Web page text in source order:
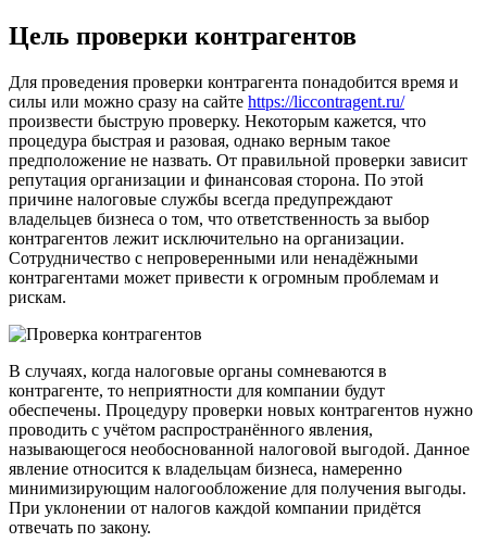
Цель проверки контрагентов
Для проведения проверки контрагента понадобится время и
силы или можно сразу на сайте https://liccontragent.ru/
произвести быструю проверку. Некоторым кажется, что
процедура быстрая и разовая, однако верным такое
предположение не назвать. От правильной проверки зависит
репутация организации и финансовая сторона. По этой
причине налоговые службы всегда предупреждают
владельцев бизнеса о том, что ответственность за выбор
контрагентов лежит исключительно на организации.
Сотрудничество с непроверенными или ненадёжными
контрагентами может привести к огромным проблемам и
рискам.
В случаях, когда налоговые органы сомневаются в
контрагенте, то неприятности для компании будут
обеспечены. Процедуру проверки новых контрагентов нужно
проводить с учётом распространённого явления,
называющегося необоснованной налоговой выгодой. Данное
явление относится к владельцам бизнеса, намеренно
минимизирующим налогообложение для получения выгоды.
При уклонении от налогов каждой компании придётся
отвечать по закону.